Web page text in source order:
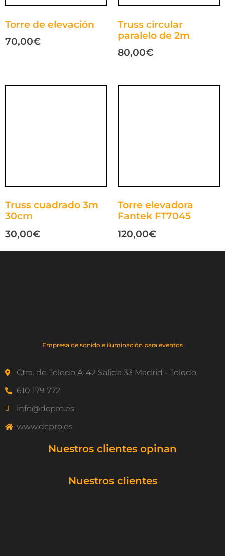
Torre de elevación
70,00€
Truss circular
paralelo de 2m
80,00€
Truss cuadrado 3m
30cm
30,00€
Torre elevadora
Fantek FT7045
120,00€
Empresa de sonido e iluminación para eventos
Ctra. de Toledo A-42 Salida 33 Madrid - Toledo
610 179 772
info@dcpro.es
www.dcpro.es
Nuestros clientes opinan
Nuestros clientes